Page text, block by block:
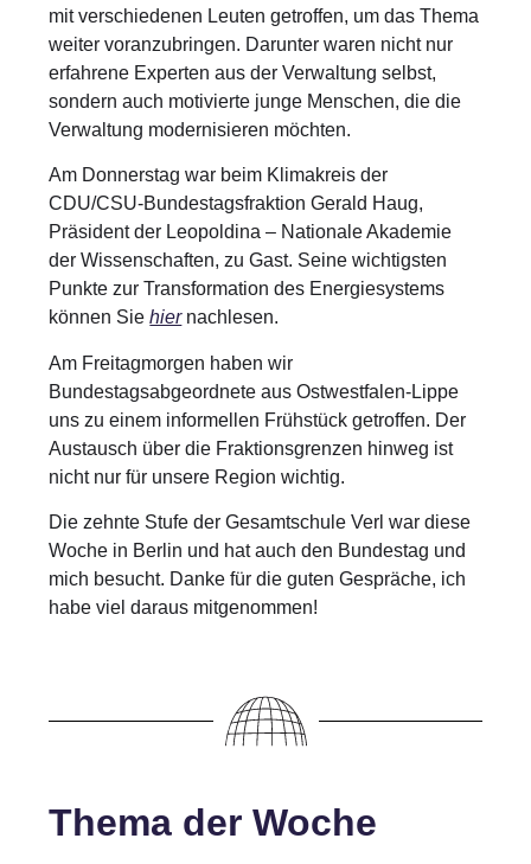
mit verschiedenen Leuten getroffen, um das Thema
weiter voranzubringen. Darunter waren nicht nur
erfahrene Experten aus der Verwaltung selbst,
sondern auch motivierte junge Menschen, die die
Verwaltung modernisieren möchten.
Am Donnerstag war beim Klimakreis der
CDU/CSU-Bundestagsfraktion Gerald Haug,
Präsident der Leopoldina – Nationale Akademie
der Wissenschaften, zu Gast. Seine wichtigsten
Punkte zur Transformation des Energiesystems
können Siehiernachlesen.
Am Freitagmorgen haben wir
Bundestagsabgeordnete aus Ostwestfalen-Lippe
uns zu einem informellen Frühstück getroffen. Der
Austausch über die Fraktionsgrenzen hinweg ist
nicht nur für unsere Region wichtig.
Die zehnte Stufe der Gesamtschule Verl war diese
Woche in Berlin und hat auch den Bundestag und
mich besucht. Danke für die guten Gespräche, ich
habe viel daraus mitgenommen!
Thema der Woche